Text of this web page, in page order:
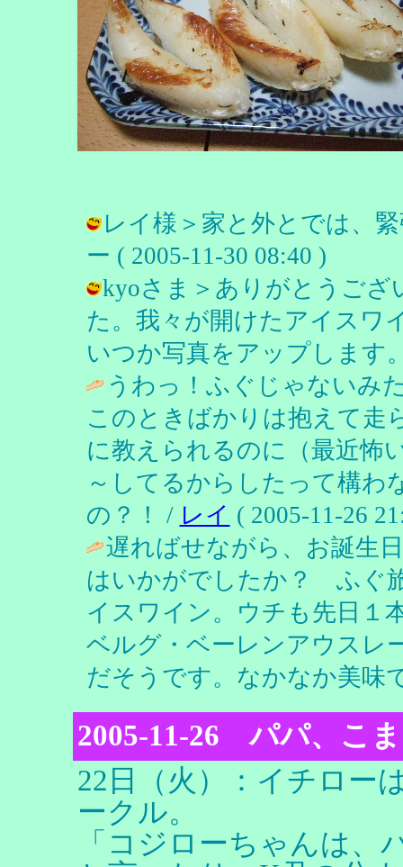
レイ様＞家と外とでは、
ー ( 2005-11-30 08:40 )
kyoさま＞ありがとうござ
た。我々が開けたアイスワ
いつか写真をアップします
うわっ！ふぐじゃないみ
このときばかりは抱えて走
に教えられるのに（最近怖
～してるからしたって構わ
の？！ / レイ ( 2005-11-26
遅ればせながら、お誕生
はいかがでしたか？ ふぐ
イスワイン。ウチも先日１
ベルグ・ベーレンアウスレ
だそうです。なかなか美味
2005-11-26 パパ、こ
22日（火）：イチロー
ークル。
「コジローちゃんは、